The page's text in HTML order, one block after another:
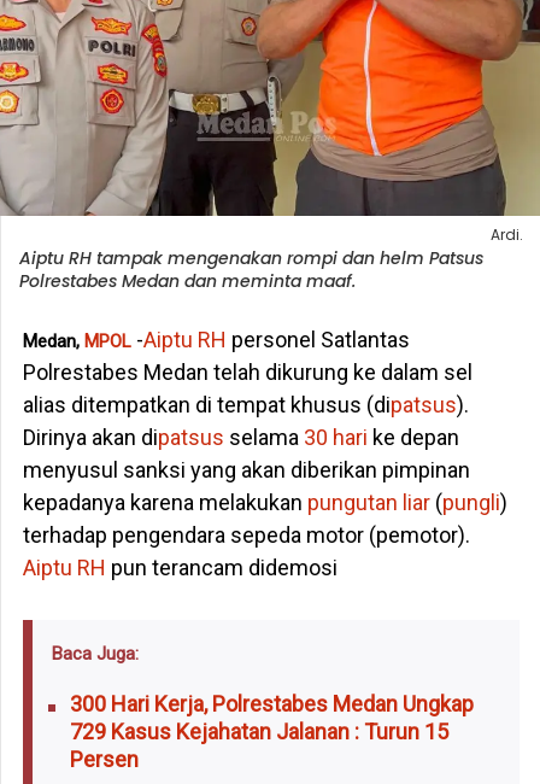
Ardi.
Aiptu RH tampak mengenakan rompi dan helm Patsus
Polrestabes Medan dan meminta maaf.
Medan, MPOL-Aiptu RH personel Satlantas
Polrestabes Medan telah dikurung ke dalam sel
alias ditempatkan di tempat khusus (dipatsus).
Dirinya akan dipatsus selama 30 hari ke depan
menyusul sanksi yang akan diberikan pimpinan
kepadanya karena melakukan pungutan liar(pungli)
terhadap pengendara sepeda motor (pemotor).
Aiptu RH pun terancam didemosi
Baca Juga:
300 Hari Kerja, Polrestabes Medan Ungkap
729 Kasus Kejahatan Jalanan : Turun 15
Persen